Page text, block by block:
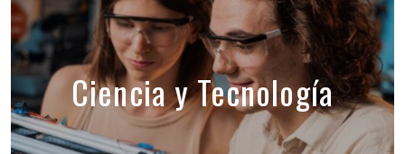
Ciencia y Tecnología